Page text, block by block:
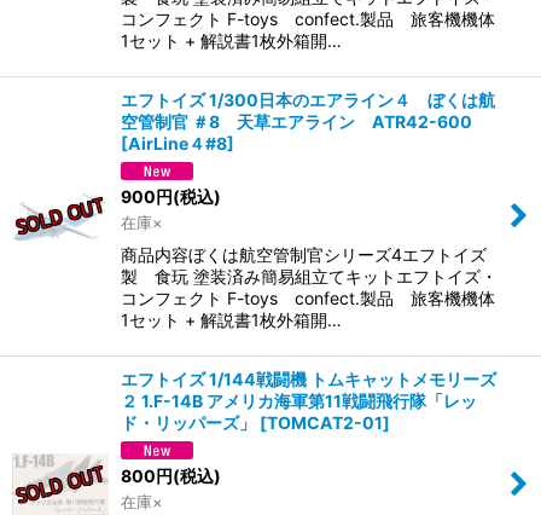
コンフェクト F-toys confect.製品 旅客機機体
1セット + 解説書1枚外箱開…
エフトイズ 1/300日本のエアライン４ ぼくは航
空管制官 ＃8 天草エアライン ATR42-600
[AirLine４#8]
900円(税込)
在庫×
商品内容ぼくは航空管制官シリーズ4エフトイズ
製 食玩 塗装済み簡易組立てキットエフトイズ・
コンフェクト F-toys confect.製品 旅客機機体
1セット + 解説書1枚外箱開…
エフトイズ 1/144戦闘機 トムキャットメモリーズ
２ 1.F-14B アメリカ海軍第11戦闘飛行隊「レッ
ド・リッパーズ」
[TOMCAT2-01]
800円(税込)
在庫×